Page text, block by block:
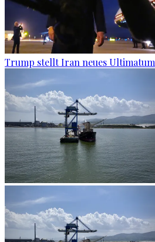
Trump stellt Iran neues Ultimatum